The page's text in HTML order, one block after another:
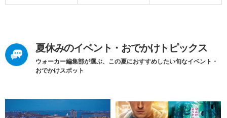
夏休みのイベント・おでかけトピックス
ウォーカー編集部が選ぶ、この夏におすすめしたい旬なイベント・
おでかけスポット